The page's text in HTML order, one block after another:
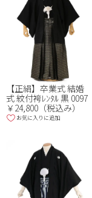
ウエストサイ
色
※複数選択可
【正絹】卒業式 結婚
式 紋付袴ﾚﾝﾀﾙ 黒 0097
￥24,800（税込み）
お気に入りに追加